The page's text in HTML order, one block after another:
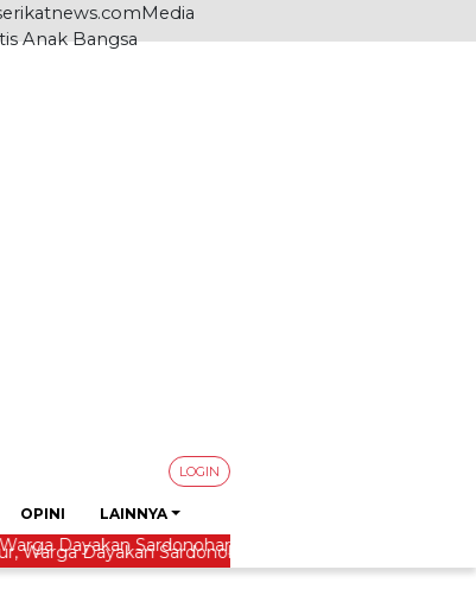
LOGIN
OPINI
LAINNYA
Dayakan Sardonoharjo Gelar Merti Dusun